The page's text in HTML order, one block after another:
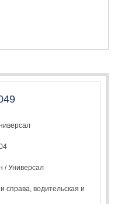
/ Универсал
справа, водительская и